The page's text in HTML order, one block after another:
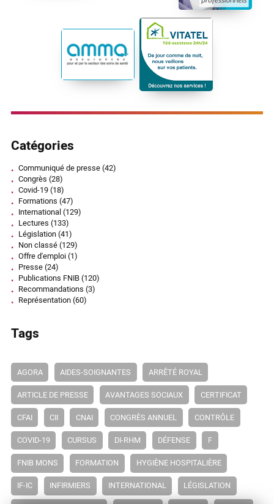
Catégories
Communiqué de presse(42)
Congrès (28)
Covid-19(18)
Formations (47)
International(129)
Lectures (133)
Législation(41)
Non classé(129)
Offre d'emploi(1)
Presse(24)
Publications FNIB(120)
Recommandations (3)
Représentation(60)
Tags
AGORA AIDES-SOIGNANTES ARRÊTÉ ROYAL
ARTICLE DE PRESSE AVANTAGES SOCIAUX CERTIFICAT
CFAI CII CNAI CONGRÈS ANNUEL CONTRÔLE
COVID-19 CURSUS DI-RHM DÉFENSE F
FNIB MONS FORMATION HYGIÈNE HOSPITALIÈRE
IF-IC INFIRMIERS INTERNATIONAL LÉGISLATION